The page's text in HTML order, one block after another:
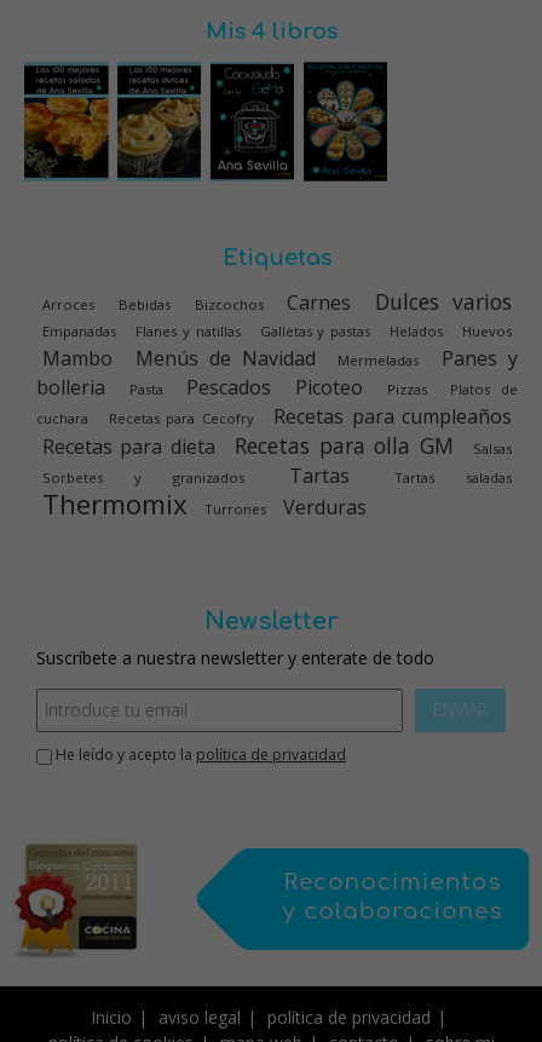
Mis 4 libros
Etiquetas
Arroces Bebidas Bizcochos Carnes Dulces varios
Empanadas Flanes y natillas Galletas y pastas Helados Huevos
Mambo Menús de Navidad Mermeladas
Panes y
bolleria
Pasta Pescados Picoteo Pizzas
Platos de
cuchara
Recetas para Cecofry
Recetas para cumpleaños
Recetas para dieta
Recetas para olla GM
Salsas
Sorbetes y granizados
Tartas Tartas saladas
Thermomix Turrones Verduras
Newsletter
Suscríbete a nuestra newsletter y enterate de todo
ENVIAR
He leído y acepto la política de privacidad
Inicio aviso legal
política de privacidad